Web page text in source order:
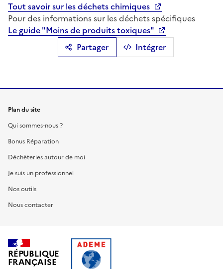
Partager Intégrer
Tout savoir sur les déchets chimiques
Pour des informations sur les déchets spécifiques
Le guide "Moins de produits toxiques"
Plan du site
Qui sommes-nous ?
Bonus Réparation
Déchèteries autour de moi
Je suis un professionnel
Nos outils
Nous contacter
RÉPUBLIQUE
FRANÇAISE